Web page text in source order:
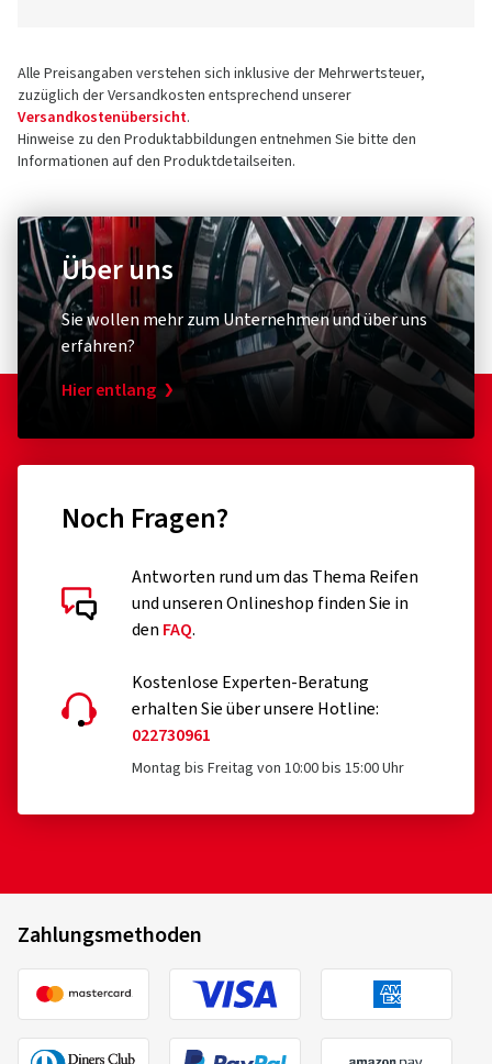
Alle Preisangaben verstehen sich inklusive der Mehrwertsteuer,
zuzüglich der Versandkosten entsprechend unserer
Versandkostenübersicht.
Hinweise zu den Produktabbildungen entnehmen Sie bitte den
Informationen auf den Produktdetailseiten.
Über uns
Sie wollen mehr zum Unternehmen und über uns
erfahren?
Hier entlang
Noch Fragen?
Antworten rund um das Thema Reifen
und unseren Onlineshop finden Sie in
den FAQ.
Kostenlose Experten-Beratung
erhalten Sie über unsere Hotline:
022730961
Montag bis Freitag von 10:00 bis 15:00 Uhr
Zahlungsmethoden